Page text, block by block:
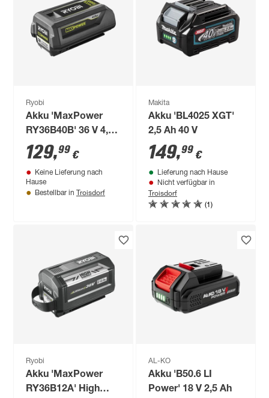
Ryobi
Akku 'MaxPower
RY36B40B' 36 V 4,0
AH
129,99 €
Keine Lieferung nach
Hause
Bestellbar in Troisdorf
Makita
Akku 'BL4025 XGT'
2,5 Ah 40 V
149,99 €
Lieferung nach Hause
Nicht verfügbar in
Troisdorf
(1)
Ryobi
Akku 'MaxPower
RY36B12A' High
AL-KO
Akku 'B50.6 LI
Power' 18 V 2,5 Ah